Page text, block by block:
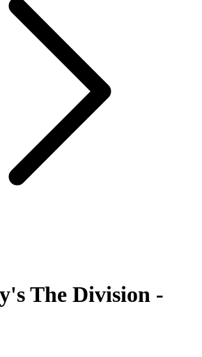
The Division -